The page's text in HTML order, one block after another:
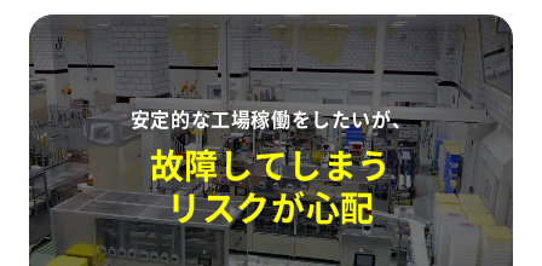
安定的な工場稼働をしたいが、
故障してしまう
リスクが心配